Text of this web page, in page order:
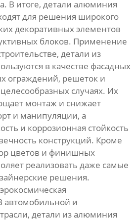
В итоге, детали алюминия
для решения широкого
декоративных элементов
блоков. Применение
детали из
в качестве фасадных
ограждений, решеток и
случаях. Их
монтаж и снижает
и манипуляции, а
и коррозионная стойкость
конструкций. Кроме
цветов и финишных
реализовать даже самые
решения.
и
детали из алюминия